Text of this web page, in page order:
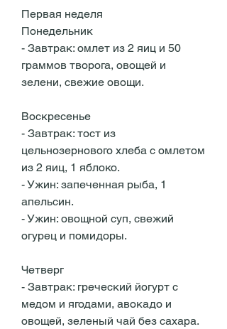
Первая неделя
Понедельник
- Завтрак: омлет из 2 яиц и 50
граммов творога, овощей и
зелени, свежие овощи.
Воскресенье
- Завтрак: тост из
цельнозернового хлеба с омлетом
из 2 яиц, 1 яблоко.
- Ужин: запеченная рыба, 1
апельсин.
- Ужин: овощной суп, свежий
огурец и помидоры.
Четверг
- Завтрак: греческий йогурт с
медом и ягодами, авокадо и
овощей, зеленый чай без сахара.